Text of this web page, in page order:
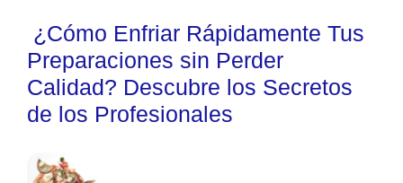
¿Cómo Enfriar Rápidamente Tus
Preparaciones sin Perder
Calidad? Descubre los Secretos
de los Profesionales